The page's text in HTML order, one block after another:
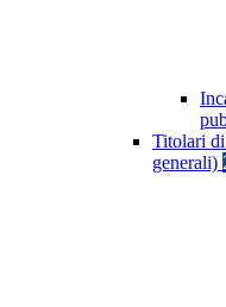
Titolari
generali)